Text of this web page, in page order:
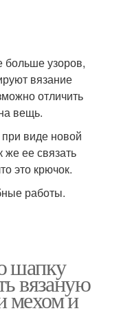
больше узоров,
вязание
отличить
вещь.
виде новой
ее связать
это крючок.
работы.
шапку
вязаную
мехом и